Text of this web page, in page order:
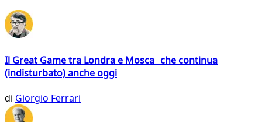
Il Great Game tra Londra e Mosca che continua
(indisturbato) anche oggi
di Giorgio Ferrari